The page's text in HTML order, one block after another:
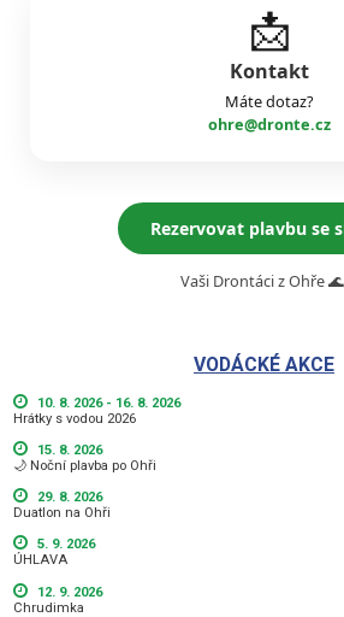
📩
Kontakt
Máte dotaz?
ohre@dronte.cz
Rezervovat plavbu se
Vaši Drontáci z Ohře
VODÁCKÉ AKCE
10. 8. 2026 - 16. 8. 2026
Hrátky s vodou 2026
15. 8. 2026
🌙 Noční plavba po Ohři
29. 8. 2026
Duatlon na Ohři
5. 9. 2026
ÚHLAVA
12. 9. 2026
Chrudimka